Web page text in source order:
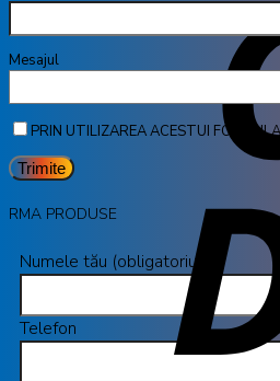
PRIN UTILIZAREA ACESTUI
RMA PRODUSE
Numele tău (obligatoriu)
Telefon